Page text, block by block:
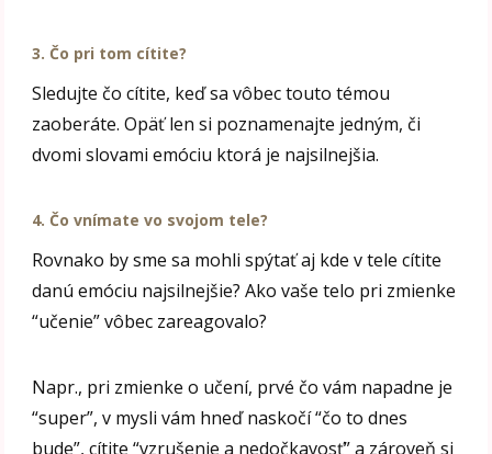
3. Čo pri tom cítite?
Sledujte čo cítite, keď sa vôbec touto témou
zaoberáte. Opäť len si poznamenajte jedným, či
dvomi slovami emóciu ktorá je najsilnejšia.
4. Čo vnímate vo svojom tele?
Rovnako by sme sa mohli spýtať aj kde v tele cítite
danú emóciu najsilnejšie? Ako vaše telo pri zmienke
“učenie” vôbec zareagovalo?
Napr., pri zmienke o učení, prvé čo vám napadne je
“super”, v mysli vám hneď naskočí “čo to dnes
bude”, cítite “vzrušenie a nedočkavosť” a zároveň si